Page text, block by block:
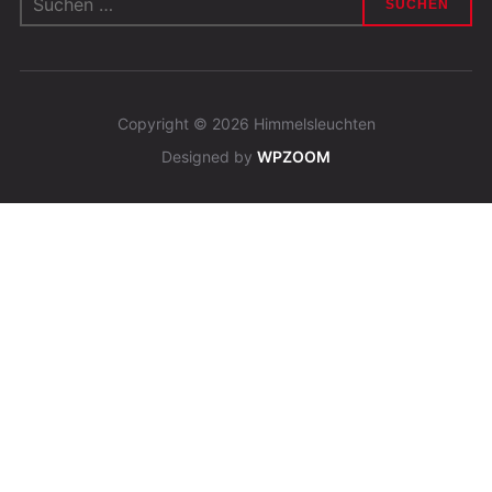
nach:
Copyright © 2026 Himmelsleuchten
Designed by WPZOOM